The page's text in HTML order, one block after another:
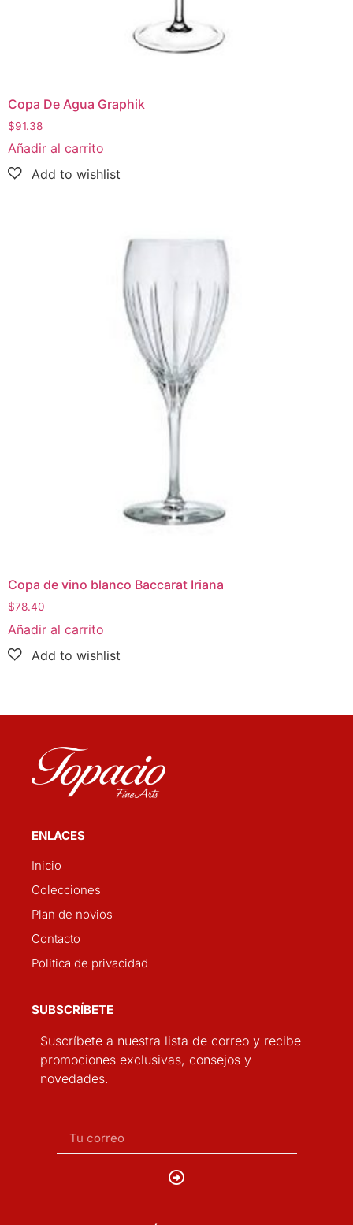
Copa De Agua Graphik
$91.38
Añadir al carrito
Copa de vino blanco Baccarat Iriana
$78.40
Añadir al carrito
ENLACES
Inicio
Colecciones
Plan de novios
Contacto
Politica de privacidad
SUBSCRÍBETE
Suscríbete a nuestra lista de correo y recibe
promociones exclusivas, consejos y
novedades.